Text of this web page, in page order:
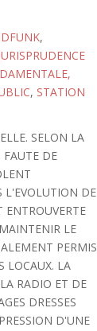
,
, STATION
SELON LA
DE
L'EVOLUTION DE
ENTROUVERTE
LE
PERMIS
LOCAUX. LA
RADIO ET DE
DRESSES
D'UNE